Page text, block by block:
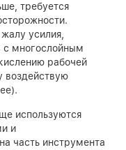
требуется
усилия,
с многослойным
рабочей
воздействую
используются
и
часть инструмента